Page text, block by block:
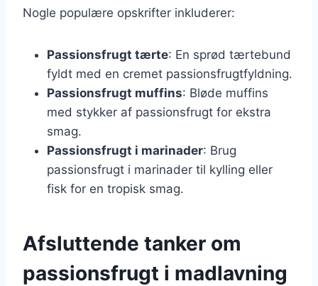
Nogle populære opskrifter inkluderer:
Passionsfrugt tærte: En sprød tærtebund
fyldt med en cremet passionsfrugtfyldning.
Passionsfrugt muffins: Bløde muffins
med stykker af passionsfrugt for ekstra
smag.
Passionsfrugt i marinader: Brug
passionsfrugt i marinader til kylling eller
fisk for en tropisk smag.
Afsluttende tanker om
passionsfrugt i madlavning